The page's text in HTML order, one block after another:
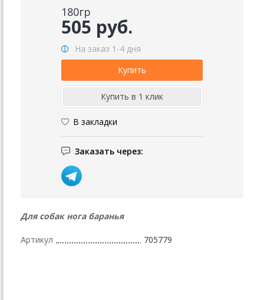
180гр
505 руб.
На заказ 1-4 дня
В закладки
Заказать через:
Для собак нога баранья
Артикул 705779